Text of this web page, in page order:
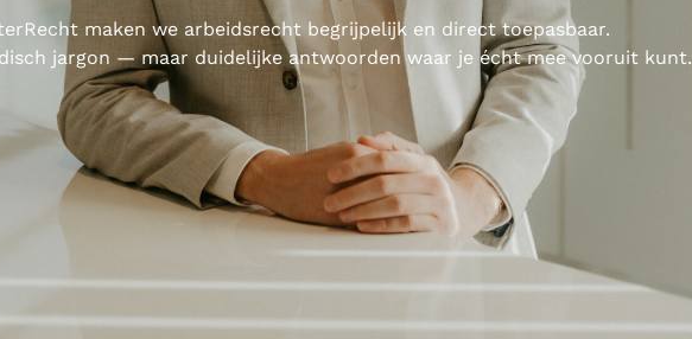
maken we arbeidsrecht begrijpelijk en direct toepasbaar.
jargon — maar duidelijke antwoorden waar je écht mee vooruit kunt.